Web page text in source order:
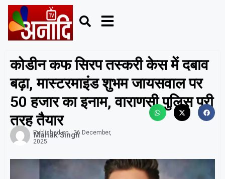
कोडीन कफ सिरप तस्करी केस में दबाव
बढ़ा, मास्टरमाइंड शुभम जायसवाल पर
50 हजार का इनाम, वाराणसी पुलिस पूरी
तरह तैयार
Mahak Singh
Published on : 26 December,
2025